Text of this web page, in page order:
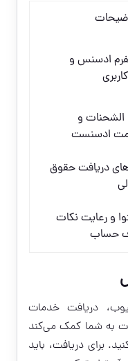
ادسنس و
الشحنات و
ادسنست
دریافت حقوق
و رعایت نکات
حساب
دریافت خدمات
به شما کمک می‌کند
برای دریافت، باید